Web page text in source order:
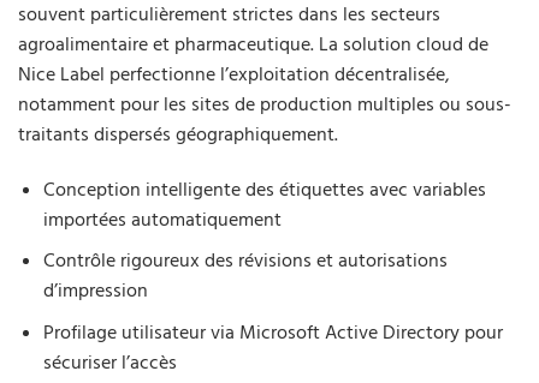
souvent particulièrement strictes dans les secteurs
agroalimentaire et pharmaceutique. La solution cloud de
Nice Label perfectionne l’exploitation décentralisée,
notamment pour les sites de production multiples ou sous-
traitants dispersés géographiquement.
Conception intelligente des étiquettes avec variables
importées automatiquement
Contrôle rigoureux des révisions et autorisations
d’impression
Profilage utilisateur via Microsoft Active Directory pour
sécuriser l’accès